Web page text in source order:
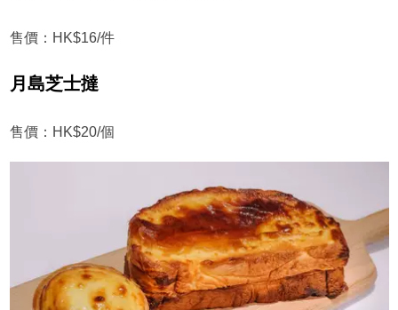
售價：HK$16/件
月島芝士撻
售價：HK$20/個